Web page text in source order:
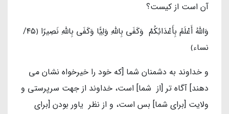
آن است از کیست؟
وَاللَّهُ أَعْلَمُ بِأَعْدَائِكُمْ وَكَفَى بِاللَّهِ وَلِيًّا وَكَفَى بِاللَّهِ نَصِيرًا ﴿٤٥/
نساء﴾
و خداوند به دشمنان شما [که خود را خیرخواه نشان می
دهند] آگاه تر [از شما] است، خداوند از جهت سرپرستی و
ولایت [برای شما] بس است، و از نظر یاور بودن [برای